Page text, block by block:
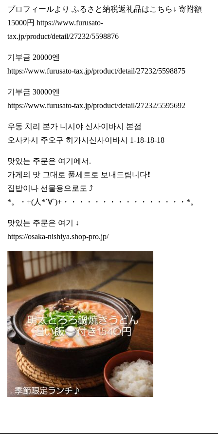
プロフィールより ふるさと納税返礼品はこちら↓ 寄附額
15000円 https://www.furusato-
tax.jp/product/detail/27232/5598876
기부금 20000엔
https://www.furusato-tax.jp/product/detail/27232/5598875
기부금 30000엔
https://www.furusato-tax.jp/product/detail/27232/5595692
우동 치리 본가 니시야 신사이바시 본점
오사카시 주오구 히가시신사이바시 1-18-18-18
맛있는 주문은 여기에서.
가게의 맛 그대로 풀세트로 보내드립니다❗️
집밥이나 선물용으로도 ⤴️
*。・+(人*´∀`)+・・・・・・・・・・・・・・・・*。
맛있는 주문은 여기 ↓
https://osaka-nishiya.shop-pro.jp/